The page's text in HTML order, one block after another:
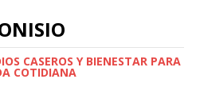
CASEROS Y BIENESTAR PARA
COTIDIANA